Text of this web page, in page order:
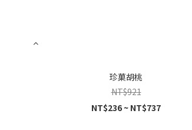
珍菓胡桃
NT$921
NT$236 ~ NT$737